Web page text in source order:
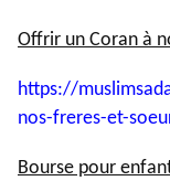
Offrir un Coran à
https://
nos-freres-et-
Bourse pour